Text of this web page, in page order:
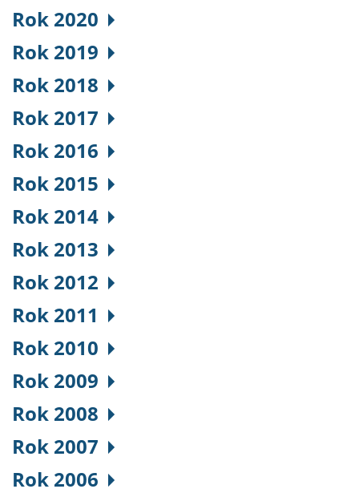
Rok 2020
Rok 2019
Rok 2018
Rok 2017
Rok 2016
Rok 2015
Rok 2014
Rok 2013
Rok 2012
Rok 2011
Rok 2010
Rok 2009
Rok 2008
Rok 2007
Rok 2006